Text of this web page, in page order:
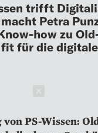
trifft
Petra
how zu
fit für die
PS-Wissen: